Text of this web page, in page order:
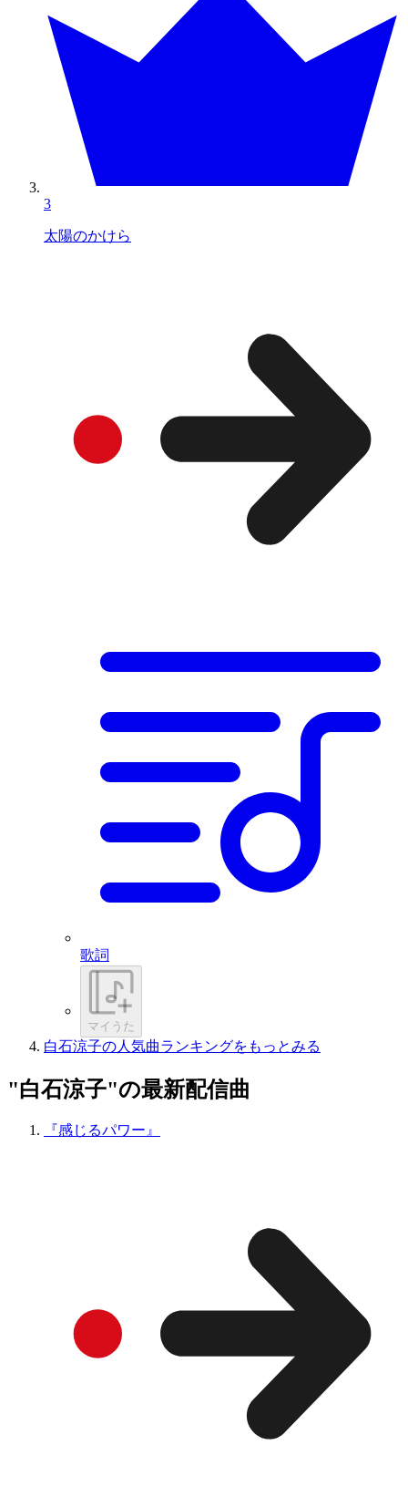
3
太陽のかけら
歌詞
マイうた
白石涼子の人気曲ランキングをもっとみる
"白石涼子"の最新配信曲
『感じるパワー』